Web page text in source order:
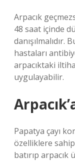
Arpacık
48 saat içinde
hastaları
arpacıktaki
uygulayabilir.
Papatya çayı
özelliklere
batırıp